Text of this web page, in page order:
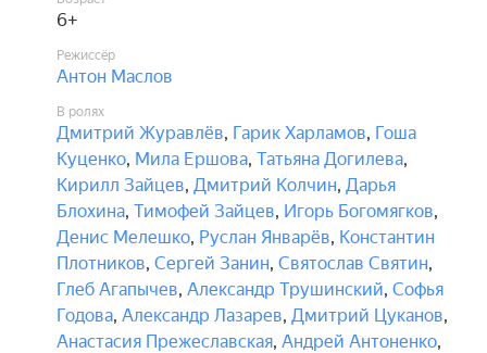
6+
Режиссёр
Антон Маслов
В ролях
Дмитрий Журавлёв, Гарик Харламов, Гоша
Куценко, Мила Ершова, Татьяна Догилева,
Кирилл Зайцев, Дмитрий Колчин, Дарья
Блохина, Тимофей Зайцев, Игорь Богомягков,
Денис Мелешко, Руслан Январёв, Константин
Плотников, Сергей Занин, Святослав Святин,
Глеб Агапычев, Александр Трушинский, Софья
Годова, Александр Лазарев, Дмитрий Цуканов,
Анастасия Прежеславская, Андрей Антоненко,